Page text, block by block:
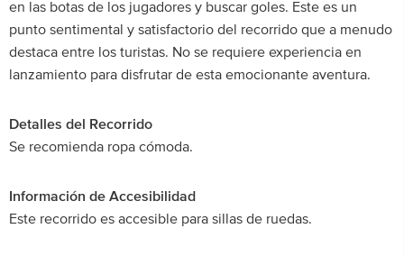
en las botas de los jugadores y buscar goles. Este es un
punto sentimental y satisfactorio del recorrido que a menudo
destaca entre los turistas. No se requiere experiencia en
lanzamiento para disfrutar de esta emocionante aventura.
Detalles del Recorrido
Se recomienda ropa cómoda.
Información de Accesibilidad
Este recorrido es accesible para sillas de ruedas.